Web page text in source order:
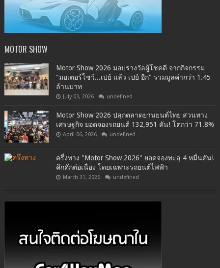
MOTOR SHOW
Motor Show 2026 มอบรางวัลผู้โชคดี จากกิจกรรม
"มอเตอร์โชว์...เปย์ แล้ว เปย์ อีก" รวมมูลค่ากว่า 1.45
ล้านบาท
July 03, 2026 undefined
Motor Show 2026 ปลุกตลาดยานยนต์ไทย สวนทาง
เศรษฐกิจ ยอดจองรถยนต์ 132,951 คัน! โตกว่า 71.8%
April 06, 2026 undefined
ครึ่งทาง "Motor Show 2026" ยอดจองทะลุ 4 หมื่นคัน!
คึกคักต่อเนื่อง โดยเฉพาะรถยนต์ไฟฟ้า
March 31, 2026 undefined